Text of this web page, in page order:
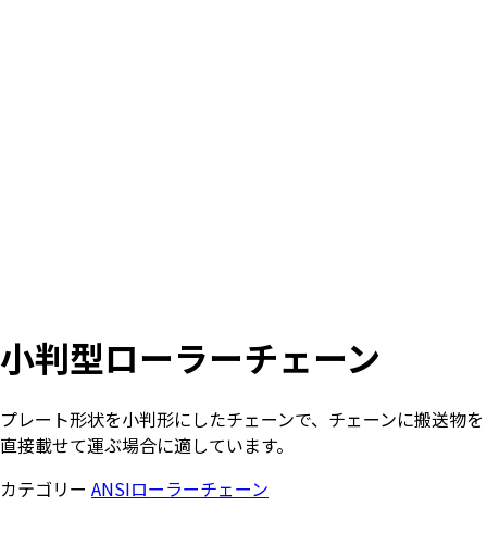
小判型ローラーチェーン
プレート形状を小判形にしたチェーンで、チェーンに搬送物を
直接載せて運ぶ場合に適しています。
カテゴリー ANSIローラーチェーン